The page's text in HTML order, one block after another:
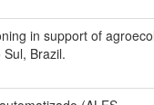
in support of
Brazil.